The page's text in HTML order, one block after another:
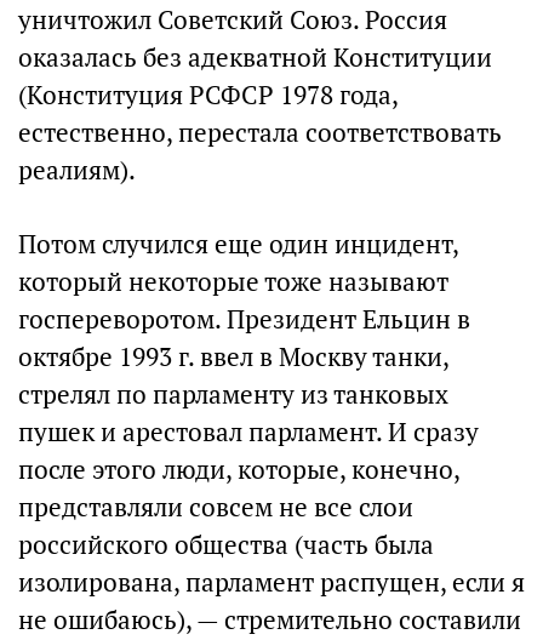
уничтожил Советский Союз. Россия
оказалась без адекватной Конституции
(Конституция РСФСР 1978 года,
естественно, перестала соответствовать
реалиям).
Потом случился еще один инцидент,
который некоторые тоже называют
госпереворотом. Президент Ельцин в
октябре 1993 г. ввел в Москву танки,
стрелял по парламенту из танковых
пушек и арестовал парламент. И сразу
после этого люди, которые, конечно,
представляли совсем не все слои
российского общества (часть была
изолирована, парламент распущен, если я
не ошибаюсь), — стремительно составили